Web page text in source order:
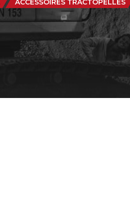
ACCESSOIRES TRACTOPELLES